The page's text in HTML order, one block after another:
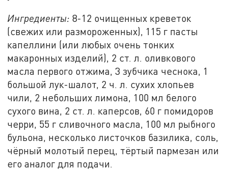
Ингредиенты: 8-12 очищенных креветок
(свежих или размороженных), 115 г пасты
капеллини (или любых очень тонких
макаронных изделий), 2 ст. л. оливкового
масла первого отжима, 3 зубчика чеснока, 1
большой лук-шалот, 2 ч. л. сухих хлопьев
чили, 2 небольших лимона, 100 мл белого
сухого вина, 2 ст. л. каперсов, 60 г помидоров
черри, 55 г сливочного масла, 100 мл рыбного
бульона, несколько листочков базилика, соль,
чёрный молотый перец, тёртый пармезан или
его аналог для подачи.